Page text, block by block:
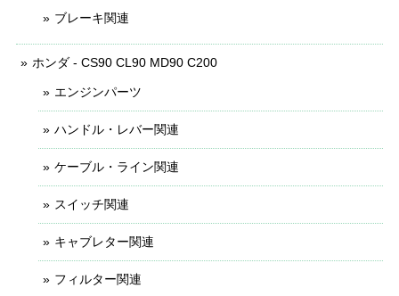
ブレーキ関連
ホンダ - CS90 CL90 MD90 C200
エンジンパーツ
ハンドル・レバー関連
ケーブル・ライン関連
スイッチ関連
キャブレター関連
フィルター関連